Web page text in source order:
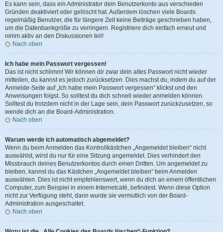
Es kann sein, dass ein Administrator dein Benutzerkonto aus verschieden
Gründen deaktiviert oder gelöscht hat. Außerdem löschen viele Boards
regelmäßig Benutzer, die für längere Zeit keine Beiträge geschrieben haben,
um die Datenbankgröße zu verringern. Registriere dich einfach erneut und
nimm aktiv an den Diskussionen teil!
Nach oben
Ich habe mein Passwort vergessen!
Das ist nicht schlimm! Wir können dir zwar dein altes Passwort nicht wieder
mitteilen, du kannst es jedoch zurücksetzen. Dies machst du, indem du auf der
Anmelde-Seite auf „Ich habe mein Passwort vergessen“ klickst und den
Anweisungen folgst. So solltest du dich schnell wieder anmelden können.
Solltest du trotzdem nicht in der Lage sein, dein Passwort zurückzusetzen, so
wende dich an die Board-Administration.
Nach oben
Warum werde ich automatisch abgemeldet?
Wenn du beim Anmelden das Kontrollkästchen „Angemeldet bleiben“ nicht
auswählst, wirst du nur für eine Sitzung angemeldet. Dies verhindert den
Missbrauch deines Benutzerkontos durch einen Dritten. Um angemeldet zu
bleiben, kannst du das Kästchen „Angemeldet bleiben“ beim Anmelden
auswählen. Dies ist nicht empfehlenswert, wenn du dich an einem öffentlichen
Computer, zum Beispiel in einem Internetcafé, befindest. Wenn diese Option
nicht zur Verfügung steht, dann wurde sie vermutlich von der Board-
Administration ausgeschaltet.
Nach oben